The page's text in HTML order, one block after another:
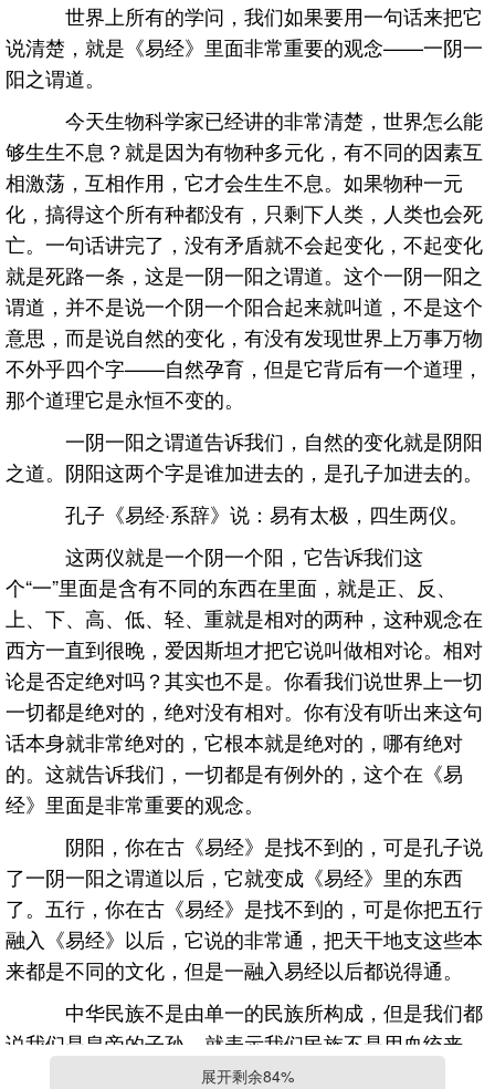
世界上所有的学问，我们如果要用一句话来把它
说清楚，就是《易经》里面非常重要的观念——一阴一
阳之谓道。
今天生物科学家已经讲的非常清楚，世界怎么能
够生生不息？就是因为有物种多元化，有不同的因素互
相激荡，互相作用，它才会生生不息。如果物种一元
化，搞得这个所有种都没有，只剩下人类，人类也会死
亡。一句话讲完了，没有矛盾就不会起变化，不起变化
就是死路一条，这是一阴一阳之谓道。这个一阴一阳之
谓道，并不是说一个阴一个阳合起来就叫道，不是这个
意思，而是说自然的变化，有没有发现世界上万事万物
不外乎四个字——自然孕育，但是它背后有一个道理，
那个道理它是永恒不变的。
一阴一阳之谓道告诉我们，自然的变化就是阴阳
之道。阴阳这两个字是谁加进去的，是孔子加进去的。
孔子《易经·系辞》说：易有太极，四生两仪。
这两仪就是一个阴一个阳，它告诉我们这
个“一”里面是含有不同的东西在里面，就是正、反、
上、下、高、低、轻、重就是相对的两种，这种观念在
西方一直到很晚，爱因斯坦才把它说叫做相对论。相对
论是否定绝对吗？其实也不是。你看我们说世界上一切
一切都是绝对的，绝对没有相对。你有没有听出来这句
话本身就非常绝对的，它根本就是绝对的，哪有绝对
的。这就告诉我们，一切都是有例外的，这个在《易
经》里面是非常重要的观念。
阴阳，你在古《易经》是找不到的，可是孔子说
了一阴一阳之谓道以后，它就变成《易经》里的东西
了。五行，你在古《易经》是找不到的，可是你把五行
融入《易经》以后，它说的非常通，把天干地支这些本
来都是不同的文化，但是一融入易经以后都说得通。
中华民族不是由单一的民族所构成，但是我们都
说我们是皇帝的子孙，就表示我们民族不是用血统来
看，不是用哪一个种族来看。是不是中华民族只有一个
展开剩余84%